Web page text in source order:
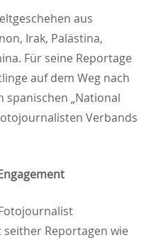
aus
Irak, Palästina,
Für seine Reportage
auf dem Weg nach
spanischen „National
Verbands
Reportagen wie